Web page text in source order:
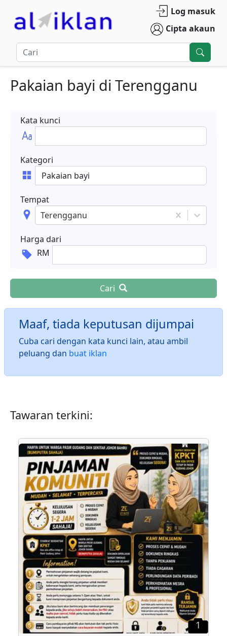
Log masuk
Cipta akaun
Pakaian bayi di Terengganu
Kata kunci
Kategori
Tempat
Terengganu
Harga dari
RM
Cari
Maaf, tiada keputusan dijumpai
Cuba cari dengan kata kunci lain, atau ambil
peluang dan buat iklan
Tawaran terkini:
1